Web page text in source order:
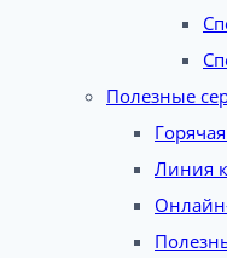
Полезные
Линия